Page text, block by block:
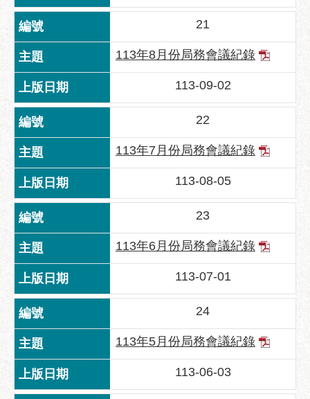
式
本
局
暨
屬
各
處
聯
話
21
113年8月份局務會議紀錄
113-09-02
22
113年7月份局務會議紀錄
113-08-05
23
113年6月份局務會議紀錄
113-07-01
24
113年5月份局務會議紀錄
113-06-03